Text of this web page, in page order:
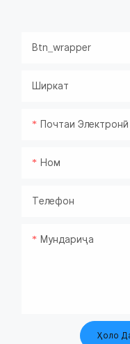
Btn_wrapper
Ширкат
Почтаи Электронӣ
Ном
Телефон
Мундариҷа
Ҳоло